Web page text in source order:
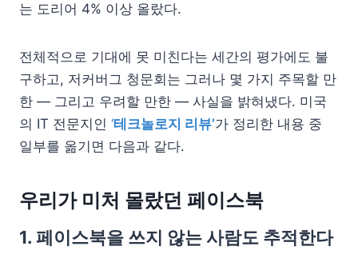
는 도리어 4% 이상 올랐다.
전체적으로 기대에 못 미친다는 세간의 평가에도 불
구하고, 저커버그 청문회는 그러나 몇 가지 주목할 만
한 — 그리고 우려할 만한 — 사실을 밝혀냈다. 미국
의 IT 전문지인 ‘테크놀로지 리뷰’가 정리한 내용 중
일부를 옮기면 다음과 같다.
우리가 미처 몰랐던 페이스북
1. 페이스북을 쓰지 않는 사람도 추적한다